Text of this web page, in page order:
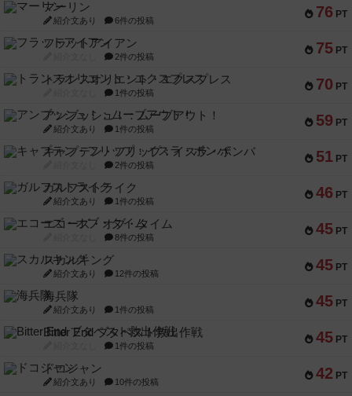
76 PT
マーリン
紹介文あり 6件の投稿
75 PT
フラットアイアン
2件の投稿
70 PT
トランスオリエント・エクスプレス
1件の投稿
59 PT
アンブッシュ！：ムーブアウト！
紹介文あり 1件の投稿
51 PT
キャプテン・フリップ：イスラ・ボンバ
2件の投稿
46 PT
ガルフストライク
紹介文あり 1件の投稿
45 PT
エコーズ・オブ・タイム
8件の投稿
45 PT
スカルキング
紹介文あり 12件の投稿
45 PT
海兵隊
紹介文あり 1件の投稿
45 PT
Bitter End ブタペスト救出作戦
1件の投稿
42 PT
ドコジャン
紹介文あり 10件の投稿